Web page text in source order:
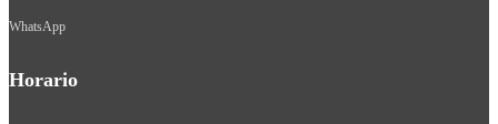
WhatsApp
Horario